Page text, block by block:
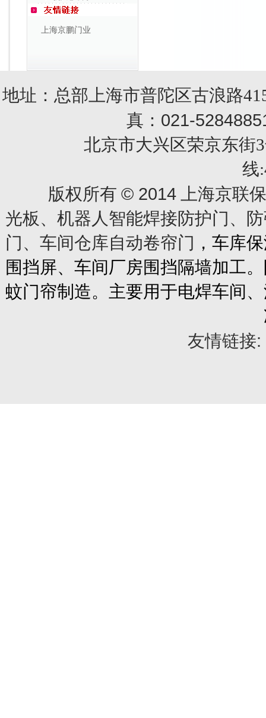
上海京鹏门业
地址：总部上海市普陀区古浪路
真： 021-
北京市大兴区荣京东街3
线
版权所有 © 2014上海京联
光板、机器人智能焊接防护门、
门、车间仓库自动卷帘门 ，车库
围挡屏、车间厂房围挡隔墙加工
蚊门帘制造。主要用于电焊车间
友情链接: